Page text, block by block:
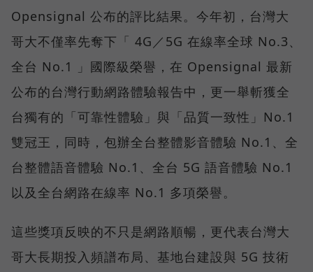
Opensignal 公布的評比結果。今年初，台灣大
哥大不僅率先奪下「 4G／5G 在線率全球 No.3、
全台 No.1 」國際級榮譽，在 Opensignal 最新
公布的台灣行動網路體驗報告中，更一舉斬獲全
台獨有的「可靠性體驗」與「品質一致性」No.1
雙冠王，同時，包辦全台整體影音體驗 No.1、全
台整體語音體驗 No.1、全台 5G 語音體驗 No.1
以及全台網路在線率 No.1 多項榮譽。
這些獎項反映的不只是網路順暢，更代表台灣大
哥大長期投入頻譜布局、基地台建設與 5G 技術